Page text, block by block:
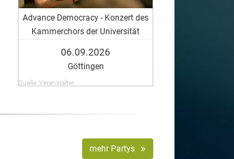
Advance Democracy - Konzert des
Kammerchors der Universität
06.09.2026
Göttingen
Quelle: Veranstalter
mehr Partys